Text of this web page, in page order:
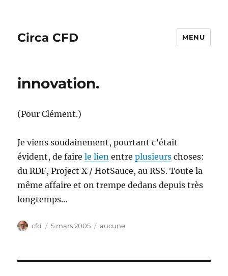
Circa CFD MENU
innovation.
(Pour Clément.)
Je viens soudainement, pourtant c’était
évident, de fairele lien entreplusieurs choses:
du RDF, Project X / HotSauce, au RSS. Toute la
même affaire et on trempe dedans depuis très
longtemps…
Auteur
cfd
Publié
5 mars 2005 Catégories
aucune